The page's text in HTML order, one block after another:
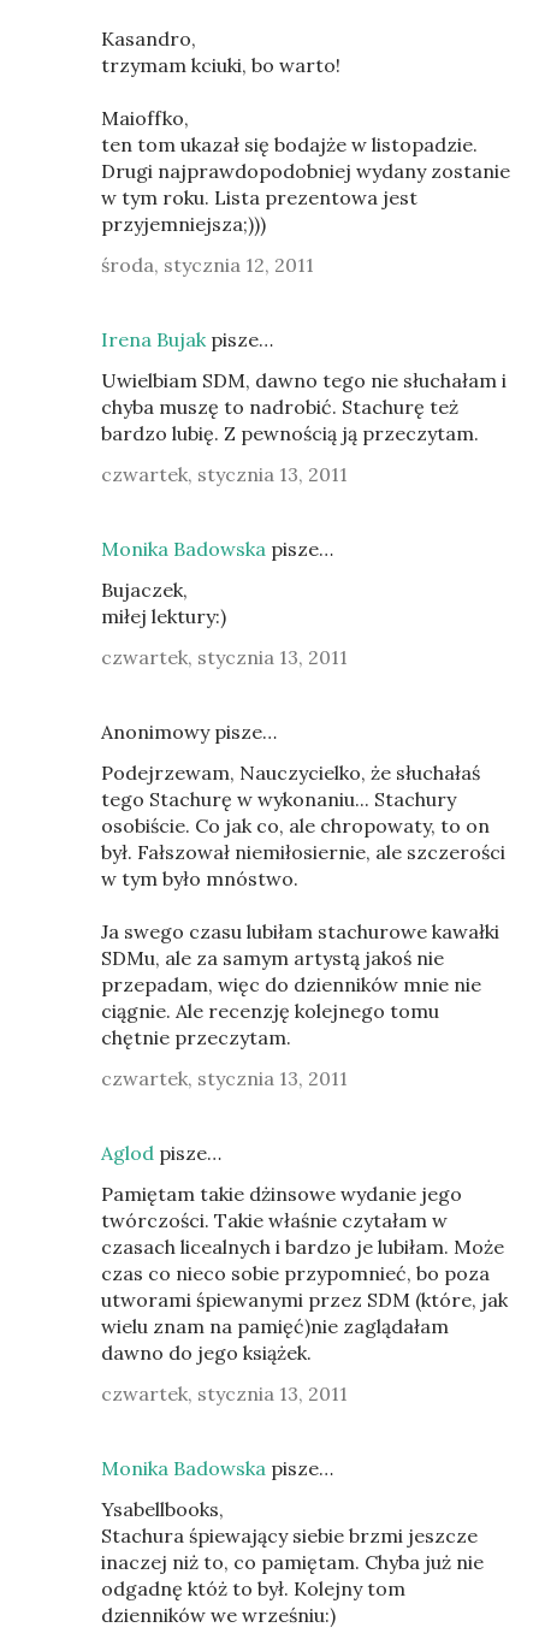
Kasandro,
trzymam kciuki, bo warto!
Maioffko,
ten tom ukazał się bodajże w listopadzie.
Drugi najprawdopodobniej wydany zostanie
w tym roku. Lista prezentowa jest
przyjemniejsza;)))
środa, stycznia 12, 2011
Irena Bujakpisze…
Uwielbiam SDM, dawno tego nie słuchałam i
chyba muszę to nadrobić. Stachurę też
bardzo lubię. Z pewnością ją przeczytam.
czwartek, stycznia 13, 2011
Monika Badowska pisze…
Bujaczek,
miłej lektury:)
czwartek, stycznia 13, 2011
Anonimowy pisze…
Podejrzewam, Nauczycielko, że słuchałaś
tego Stachurę w wykonaniu... Stachury
osobiście. Co jak co, ale chropowaty, to on
był. Fałszował niemiłosiernie, ale szczerości
w tym było mnóstwo.
Ja swego czasu lubiłam stachurowe kawałki
SDMu, ale za samym artystą jakoś nie
przepadam, więc do dzienników mnie nie
ciągnie. Ale recenzję kolejnego tomu
chętnie przeczytam.
czwartek, stycznia 13, 2011
Aglod pisze…
Pamiętam takie dżinsowe wydanie jego
twórczości. Takie właśnie czytałam w
czasach licealnych i bardzo je lubiłam. Może
czas co nieco sobie przypomnieć, bo poza
utworami śpiewanymi przez SDM (które, jak
wielu znam na pamięć)nie zaglądałam
dawno do jego książek.
czwartek, stycznia 13, 2011
Monika Badowska pisze…
Ysabellbooks,
Stachura śpiewający siebie brzmi jeszcze
inaczej niż to, co pamiętam. Chyba już nie
odgadnę któż to był. Kolejny tom
dzienników we wrześniu:)